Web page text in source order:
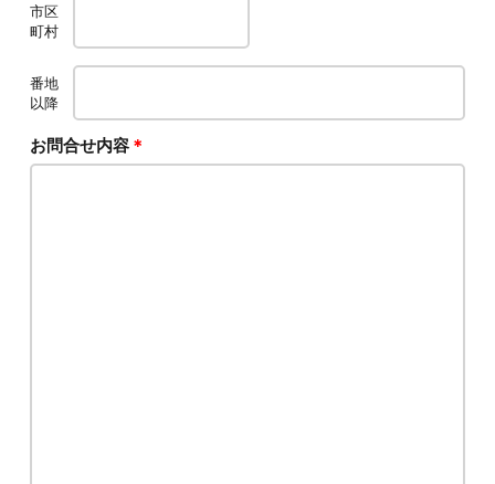
市区
町村
番地
以降
お問合せ内容＊